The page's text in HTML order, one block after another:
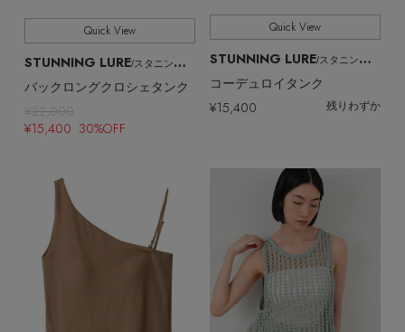
Quick View
STUNNING LURE/スタニングルアー
コーデュロイタンク
¥15,400 残りわずか
Quick View
STUNNING LURE/スタニングルアー
バックロングクロシェタンク
¥22,000
¥15,400 30%OFF